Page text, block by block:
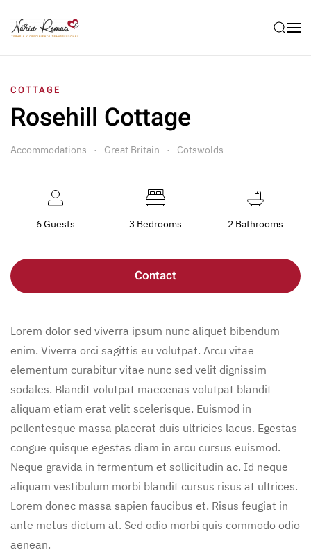
COTTAGE
Rosehill Cottage
Accommodations Great Britain Cotswolds
6 Guests 3 Bedrooms 2 Bathrooms
Contact
Lorem dolor sed viverra ipsum nunc aliquet bibendum
enim. Viverra orci sagittis eu volutpat. Arcu vitae
elementum curabitur vitae nunc sed velit dignissim
sodales. Blandit volutpat maecenas volutpat blandit
aliquam etiam erat velit scelerisque. Euismod in
pellentesque massa placerat duis ultricies lacus. Egestas
congue quisque egestas diam in arcu cursus euismod.
Neque gravida in fermentum et sollicitudin ac. Id neque
aliquam vestibulum morbi blandit cursus risus at ultrices.
Lorem donec massa sapien faucibus et. Risus feugiat in
ante metus dictum at. Sed odio morbi quis commodo odio
aenean.